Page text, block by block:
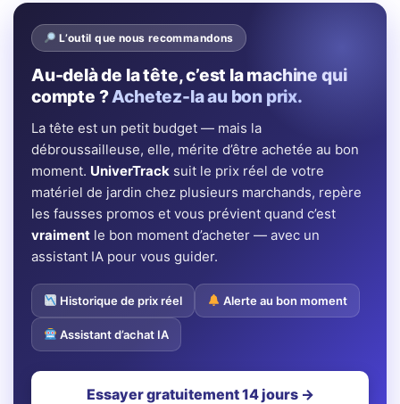
L’outil que nous recommandons
Au-delà de la tête, c’est la machine qui
compte ?Achetez-la au bon prix.
La tête est un petit budget — mais la
débroussailleuse, elle, mérite d’être achetée au bon
moment. UniverTrack suit le prix réel de votre
matériel de jardin chez plusieurs marchands, repère
les fausses promos et vous prévient quand c’est
vraiment le bon moment d’acheter — avec un
assistant IA pour vous guider.
Historique de prix réel Alerte au bon moment
Assistant d’achat IA
Essayer gratuitement 14 jours →